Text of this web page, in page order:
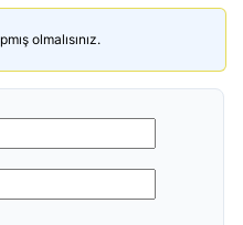
olmalısınız.